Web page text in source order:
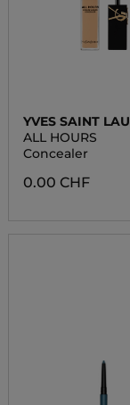
YVES SAINT
ALL HOURS
Concealer
0.00 CHF